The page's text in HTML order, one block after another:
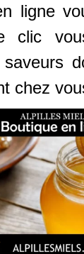
ligne
clic
chez